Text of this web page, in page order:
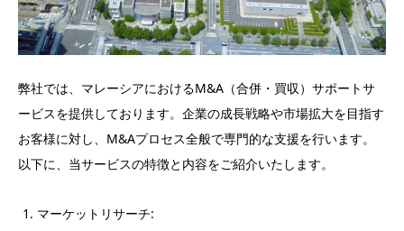
弊社では、マレーシアにおけるM&A（合併・買収）サポートサ
ービスを提供しております。企業の成長戦略や市場拡大を目指す
お客様に対し、M&Aプロセス全般で専門的な支援を行います。
以下に、当サービスの特徴と内容をご紹介いたします。
マーケットリサーチ: